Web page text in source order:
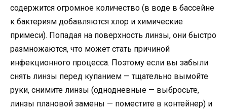
содержится огромное количество (в воде в бассейне
к бактериям добавляются хлор и химические
примеси). Попадая на поверхность линзы, они быстро
размножаются, что может стать причиной
инфекционного процесса. Поэтому если вы забыли
снять линзы перед купанием — тщательно вымойте
руки, снимите линзы (однодневные — выбросьте,
линзы плановой замены — поместите в контейнер) и